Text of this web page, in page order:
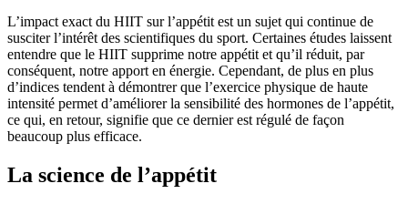
L’impact exact du HIIT sur l’appétit est un sujet qui continue de
susciter l’intérêt des scientifiques du sport. Certaines études laissent
entendre que le HIIT supprime notre appétit et qu’il réduit, par
conséquent, notre apport en énergie. Cependant, de plus en plus
d’indices tendent à démontrer que l’exercice physique de haute
intensité permet d’améliorer la sensibilité des hormones de l’appétit,
ce qui, en retour, signifie que ce dernier est régulé de façon
beaucoup plus efficace.
La science de l’appétit